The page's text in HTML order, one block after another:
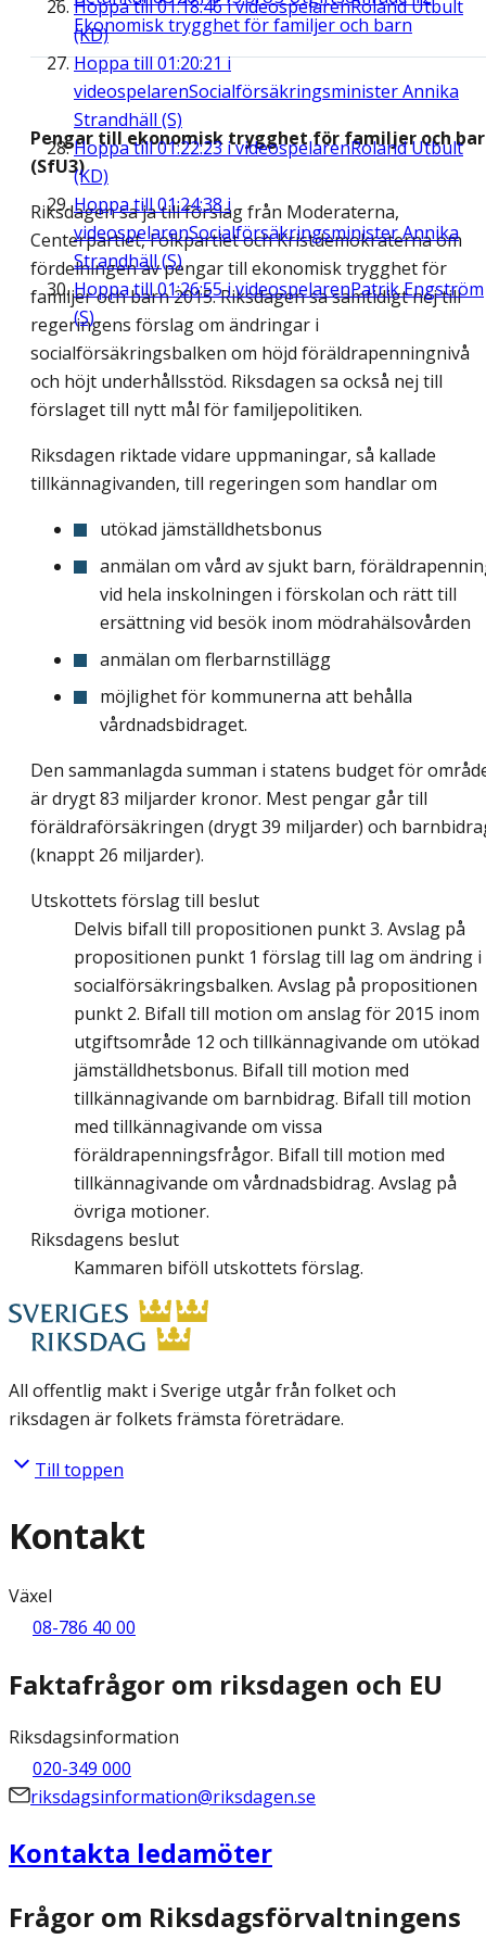
Hoppa till01:18:46i videospelarenRoland Utbult
(KD)
Hoppa till01:20:21i
videospelarenSocialförsäkringsminister Annika
Strandhäll (S)
Hoppa till01:22:23i videospelarenRoland Utbult
(KD)
Hoppa till01:24:38i
videospelarenSocialförsäkringsminister Annika
Strandhäll (S)
Hoppa till01:26:55i videospelarenPatrik Engström
(S)
Ekonomisk trygghet för familjer och barn
Pengar till ekonomisk trygghet för familjer och
(SfU3)
Riksdagen sa ja till förslag från Moderaterna,
Centerpartiet, Folkpartiet och Kristdemokraterna om
fördelningen av pengar till ekonomisk trygghet för
familjer och barn 2015. Riksdagen sa samtidigt nej till
regeringens förslag om ändringar i
socialförsäkringsbalken om höjd föräldrapenningnivå
och höjt underhållsstöd. Riksdagen sa också nej till
förslaget till nytt mål för familjepolitiken.
Riksdagen riktade vidare uppmaningar, så kallade
tillkännagivanden, till regeringen som handlar om
utökad jämställdhetsbonus
anmälan om vård av sjukt barn,
vid hela inskolningen i förskolan och rätt till
ersättning vid besök inom mödrahälsovården
anmälan om flerbarnstillägg
möjlighet för kommunerna att behålla
vårdnadsbidraget.
Den sammanlagda summan i statens budget för
är drygt 83 miljarder kronor. Mest pengar går till
föräldraförsäkringen (drygt 39 miljarder) och
(knappt 26 miljarder).
Utskottets förslag till beslut
Delvis bifall till propositionen punkt 3. Avslag på
propositionen punkt 1 förslag till lag om ändring i
socialförsäkringsbalken. Avslag på propositionen
punkt 2. Bifall till motion om anslag för 2015 inom
utgiftsområde 12 och tillkännagivande om utökad
jämställdhetsbonus. Bifall till motion med
tillkännagivande om barnbidrag. Bifall till motion
med tillkännagivande om vissa
föräldrapenningsfrågor. Bifall till motion med
tillkännagivande om vårdnadsbidrag. Avslag på
övriga motioner.
Riksdagens beslut
Kammaren biföll utskottets förslag.
All offentlig makt i Sverige utgår från folket och
riksdagen är folkets främsta företrädare.
Till toppen
Kontakt
Växel
08-786 40 00
Faktafrågor om riksdagen och EU
Riksdagsinformation
020-349 000
riksdagsinformation@riksdagen.se
Kontakta ledamöter
Frågor om Riksdagsförvaltningens